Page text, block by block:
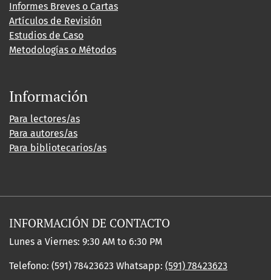
Informes Breves o Cartas
Artículos de Revisión
Estudios de Caso
Metodologías o Métodos
Información
Para lectores/as
Para autores/as
Para bibliotecarios/as
INFORMACIÓN DE CONTACTO
Lunes a Viernes: 9:30 AM to 6:30 PM
Telefono: (591) 78423623 Whatsapp: (591) 78423623